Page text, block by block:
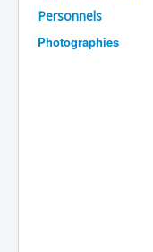
Avions
Personnels
Personnels
Photographies